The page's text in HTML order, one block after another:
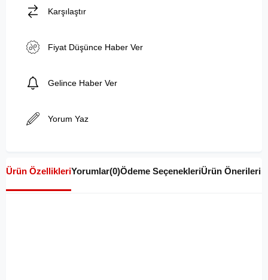
Karşılaştır
Fiyat Düşünce Haber Ver
Gelince Haber Ver
Yorum Yaz
Ürün ÖzellikleriYorumlar(0)Ödeme SeçenekleriÜrün Önerileri